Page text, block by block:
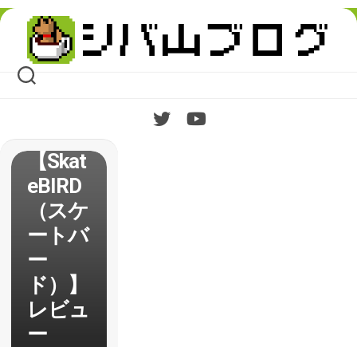
Skip
content
【Skat
eBIRD
（スケ
ートバ
ー
ド）】
レビュ
ー